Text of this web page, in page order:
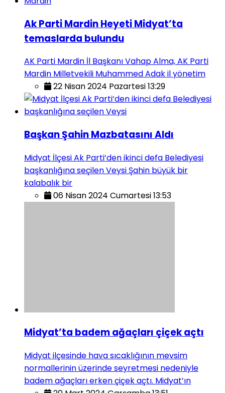
Ak Parti Mardin Heyeti Midyat’ta
temaslarda bulundu
AK Parti Mardin İl Başkanı Vahap Alma, AK Parti
Mardin Milletvekili Muhammed Adak il yönetim
22 Nisan 2024 Pazartesi 13:29
Başkan Şahin Mazbatasını Aldı
Midyat İlçesi Ak Parti’den ikinci defa Belediyesi
başkanlığına seçilen Veysi Şahin büyük bir
kalabalık bir
06 Nisan 2024 Cumartesi 13:53
Midyat’ta badem ağaçları çiçek açtı
Midyat ilçesinde hava sıcaklığının mevsim
normallerinin üzerinde seyretmesi nedeniyle
badem ağaçları erken çiçek açtı. Midyat’ın